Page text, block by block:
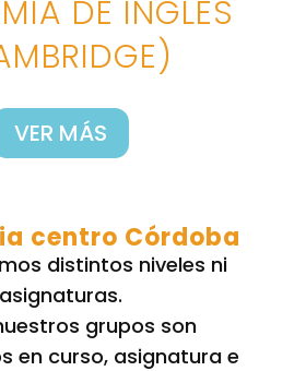
DE INGLÉS
VER MÁS
centro Córdoba
distintos niveles ni
asignaturas.
grupos son
en curso, asignatura e